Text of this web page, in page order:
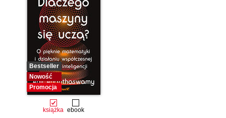
Bestseller
Nowość
Promocja
książka ebook